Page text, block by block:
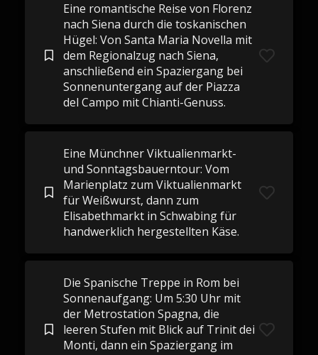
Eine romantische Reise von Florenz
nach Siena durch die toskanischen
Hügel: Von Santa Maria Novella mit
dem Regionalzug nach Siena,
anschließend ein Spaziergang bei
Sonnenuntergang auf der Piazza
del Campo mit Chianti-Genuss.
Eine Münchner Viktualienmarkt-
und Sonntagsbauerntour: Vom
Marienplatz zum Viktualienmarkt
für Weißwurst, dann zum
Elisabethmarkt in Schwabing für
handwerklich hergestellten Käse.
Die Spanische Treppe in Rom bei
Sonnenaufgang: Um 5:30 Uhr mit
der Metrostation Spagna, die
leeren Stufen mit Blick auf Trinit dei
Monti, dann ein Spaziergang im